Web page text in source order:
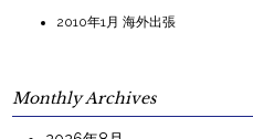
2010年1月 海外出張
Monthly Archives